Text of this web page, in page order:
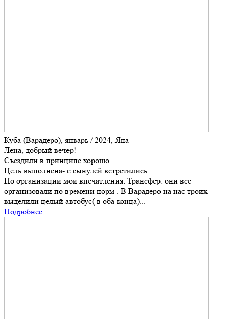
Куба (Варадеро), январь / 2024, Яна
Лена, добрый вечер!
Съездили в принципе хорошо
Цель выполнена- с сынулей встретились
По организации мои впечатления: Трансфер: они все
организовали по времени норм . В Варадеро на нас троих
выделили целый автобус( в оба конца)...
Подробнее